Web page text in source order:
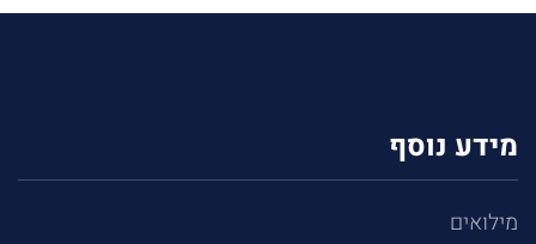
מידע נוסף
מילואים